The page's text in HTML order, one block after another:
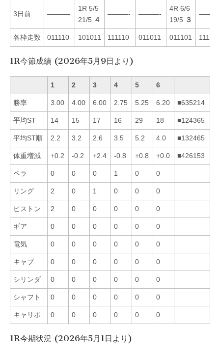
3日前 ———-
1R 5/5
21/5 ４
———- ———-
4R 6/6
19/5 ３
各枠走数 011110 101011 111110 011011 011101 111110
1R今節成績 (2026年5月9日より)
1 2 3 4 5 6
勝率 3.00 4.00 6.00 2.75 5.25 6.20 ■635214
平均ST 14 15 17 16 29 18 ■124365
平均ST順 2.2 3.2 2.6 3.5 5.2 4.0 ■132465
体重増減 +0.2 -0.2 +2.4 -0.8 +0.8 +0.0 ■426153
ペラ 0 0 0 1 0 0
リング 2 0 1 0 0 0
ピストン 2 0 0 0 0 0
ギア 0 0 0 0 0 0
電気 0 0 0 0 0 0
キャブ 0 0 0 0 0 0
シリンダ 0 0 0 0 0 0
シャフト 0 0 0 0 0 0
キャリボ 0 0 0 0 0 0
1R今期状況 (2026年5月1日より)